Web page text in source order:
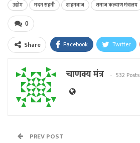
उद्योग
मदन सहनी शाहनवाज समाज कल्याण मंत्रालय
0
Share Facebook Twitter
चाणक्य मंत्र 532 Posts
PREV POST